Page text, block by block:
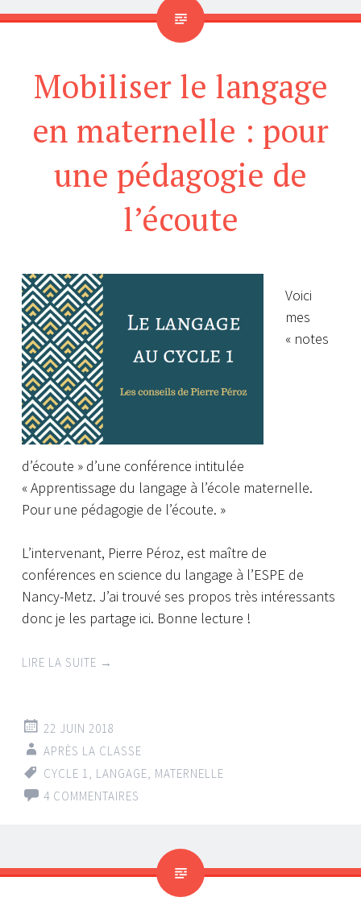
Mobiliser le langage
en maternelle : pour
une pédagogie de
l’écoute
Voici
mes
« notes
d’écoute » d’une conférence intitulée
« Apprentissage du langage à l’école maternelle.
Pour une pédagogie de l’écoute. »
L’intervenant, Pierre Péroz, est maître de
conférences en science du langage à l’ESPE de
Nancy-Metz. J’ai trouvé ses propos très intéressants
donc je les partage ici. Bonne lecture !
LIRE LA SUITE →
22 JUIN 2018
APRÈS LA CLASSE
CYCLE 1, LANGAGE, MATERNELLE
4 COMMENTAIRES